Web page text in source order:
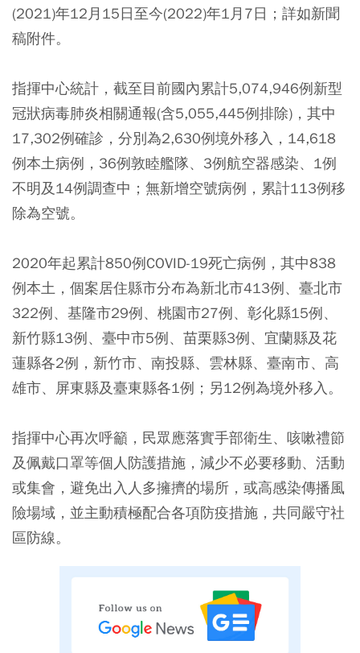
(2021)年12月15日至今(2022)年1月7日；詳如新聞
稿附件。
指揮中心統計，截至目前國內累計5,074,946例新型
冠狀病毒肺炎相關通報(含5,055,445例排除)，其中
17,302例確診，分別為2,630例境外移入，14,618
例本土病例，36例敦睦艦隊、3例航空器感染、1例
不明及14例調查中；無新增空號病例，累計113例移
除為空號。
2020年起累計850例COVID-19死亡病例，其中838
例本土，個案居住縣市分布為新北市413例、臺北市
322例、基隆市29例、桃園市27例、彰化縣15例、
新竹縣13例、臺中市5例、苗栗縣3例、宜蘭縣及花
蓮縣各2例，新竹市、南投縣、雲林縣、臺南市、高
雄市、屏東縣及臺東縣各1例；另12例為境外移入。
指揮中心再次呼籲，民眾應落實手部衛生、咳嗽禮節
及佩戴口罩等個人防護措施，減少不必要移動、活動
或集會，避免出入人多擁擠的場所，或高感染傳播風
險場域，並主動積極配合各項防疫措施，共同嚴守社
區防線。